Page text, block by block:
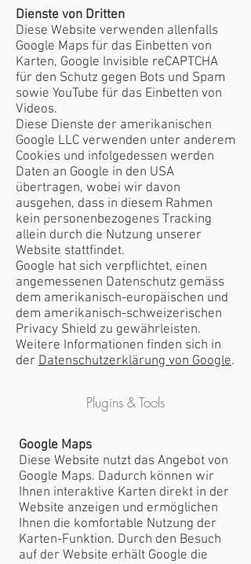
Dienste von Dritten
Diese Website verwenden allenfalls
Google Maps für das Einbetten von
Karten, Google Invisible reCAPTCHA
für den Schutz gegen Bots und Spam
sowie YouTube für das Einbetten von
Videos.
Diese Dienste der amerikanischen
Google LLC verwenden unter anderem
Cookies und infolgedessen werden
Daten an Google in den USA
übertragen, wobei wir davon
ausgehen, dass in diesem Rahmen
kein personenbezogenes Tracking
allein durch die Nutzung unserer
Website stattfindet.
Google hat sich verpflichtet, einen
angemessenen Datenschutz gemäss
dem amerikanisch-europäischen und
dem amerikanisch-schweizerischen
Privacy Shield zu gewährleisten.
Weitere Informationen finden sich in
der Datenschutzerklärung von Google.
Plugins & Tools
Google Maps
Diese Website nutzt das Angebot von
Google Maps. Dadurch können wir
Ihnen interaktive Karten direkt in der
Website anzeigen und ermöglichen
Ihnen die komfortable Nutzung der
Karten-Funktion. Durch den Besuch
auf der Website erhält Google die